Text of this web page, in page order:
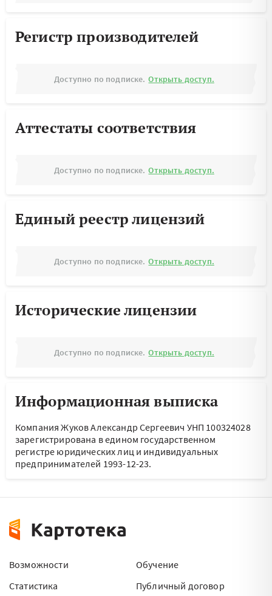
Регистр производителей
Доступно по подписке. Открыть доступ.
Аттестаты соответствия
Доступно по подписке. Открыть доступ.
Единый реестр лицензий
Доступно по подписке. Открыть доступ.
Исторические лицензии
Доступно по подписке. Открыть доступ.
Информационная выписка
Компания Жуков Александр Сергеевич УНП 100324028
зарегистрирована в едином государственном
регистре юридических лиц и индивидуальных
предпринимателей 1993-12-23.
Возможности
Статистика
Обучение
Публичный договор